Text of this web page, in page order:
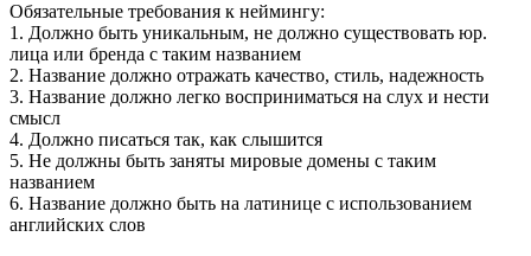
Обязательные требования к неймингу:
1. Должно быть уникальным, не должно существовать юр.
лица или бренда с таким названием
2. Название должно отражать качество, стиль, надежность
3. Название должно легко восприниматься на слух и нести
смысл
4. Должно писаться так, как слышится
5. Не должны быть заняты мировые домены с таким
названием
6. Название должно быть на латинице с использованием
английских слов